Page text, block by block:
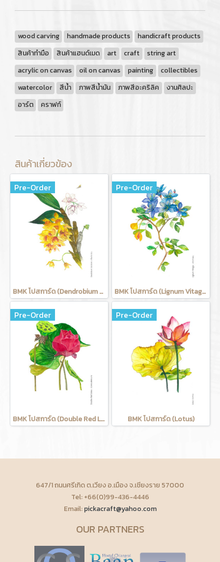
wood carving handmade products
handicraft products
สินค้าทำมือ
สินค้าแฮนด์เมด art craft
string art
acrylic on canvas
oil on canvas painting
collectibles
watercolor
สีน้ำ ภาพสีน้ำมัน ภาพสีอะคริลิค
งานศิลปะ
อาร์ต
คราฟท์
สินค้าเกี่ยวข้อง
Pre-Order
BMK โปสการ์ด (Dendrobium Salcatum)
Pre-Order
BMK โปสการ์ด (Lignum Vitage)
Pre-Order
BMK โปสการ์ด (Double Red Lotus)
Pre-Order
BMK โปสการ์ด (Lotus)
647/1 ถนนศรีเกิด ต.เวียง อ.เมือง จ.เชียงราย 57000
Tel: +66(0)99-436-4446
Email:pickacraft@yahoo.com
OUR PARTNERS